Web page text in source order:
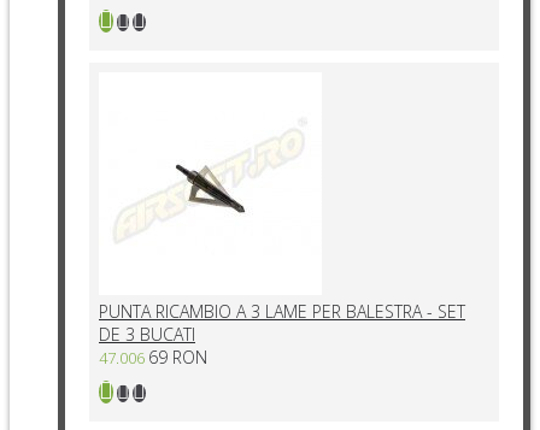
PUNTA RICAMBIO A 3 LAME PER BALESTRA - SET
DE 3 BUCATI
47.006 69 RON